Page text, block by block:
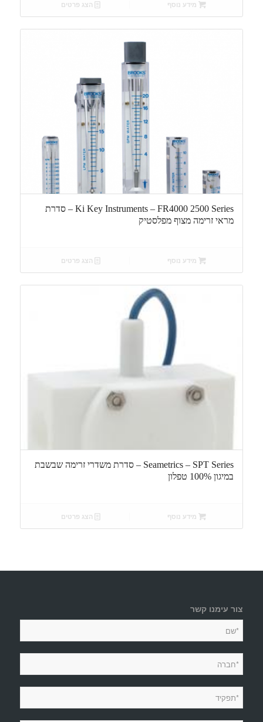
מידע נוסף הצג פרטים
Ki Key Instruments – FR4000 2500 Series – סדרת
מראי זרימה מצוף מפלסטיק
מידע נוסף הצג פרטים
Seametrics – SPT Series – סדרת משדרי זרימה שבשבת
במיגון 100% טפלון
מידע נוסף הצג פרטים
צור עימנו קשר